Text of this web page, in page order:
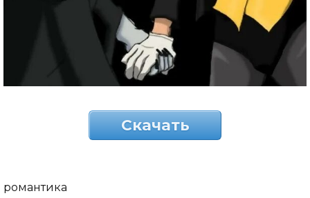
Скачать
романтика